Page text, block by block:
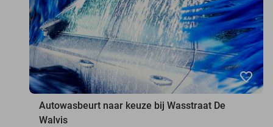
favorite_border
Autowasbeurt naar keuze bij Wasstraat De
Walvis